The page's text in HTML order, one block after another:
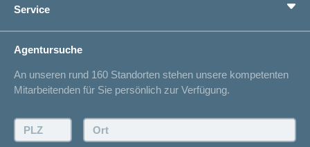
Ich suche eine Versicherung für
Lebenssituation
Sparen bei der Versicherung
Gesundheitskompass
concordiaMed
Service
Spitalliste
Unfallmeldung
Offertanfrage
Rückruf anfordern
Agentursuche
An unseren rund 160 Standorten stehen unsere kompetenten
Mitarbeitenden für Sie persönlich zur Verfügung.
PLZ: Ort: